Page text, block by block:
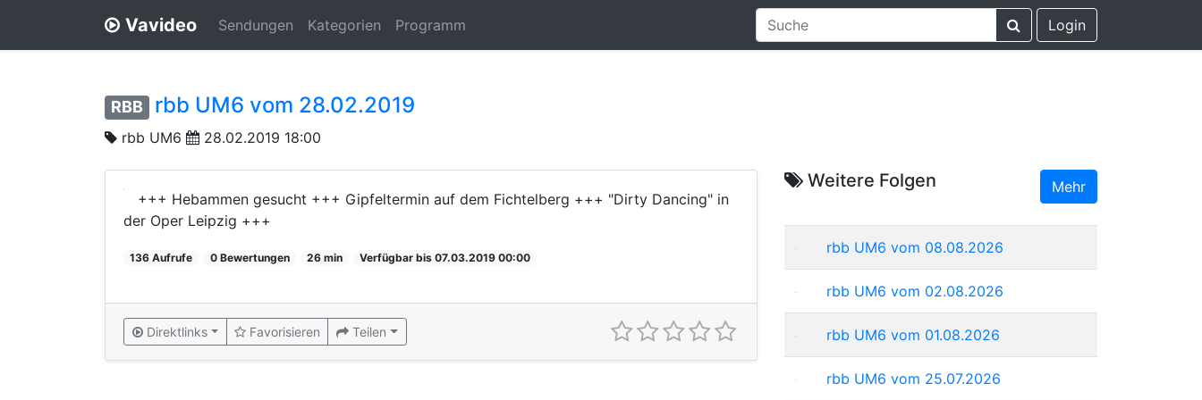
Vavideo Sendungen Kategorien Programm Login
RBB rbb UM6 vom 28.02.2019
rbb UM6 28.02.2019 18:00
+++ Hebammen gesucht +++ Gipfeltermin auf dem Fichtelberg +++ "Dirty Dancing" in
der Oper Leipzig +++
136 Aufrufe 0 Bewertungen 26 min Verfügbar bis 07.03.2019 00:00
Direktlinks Favorisieren Teilen
Weitere Folgen Mehr
rbb UM6 vom 08.08.2026
rbb UM6 vom 02.08.2026
rbb UM6 vom 01.08.2026
rbb UM6 vom 25.07.2026